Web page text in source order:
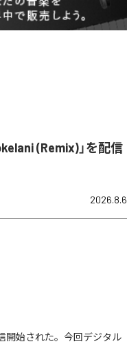
(Remix)」を配信
2026.8.6
開始された。今回デジタル